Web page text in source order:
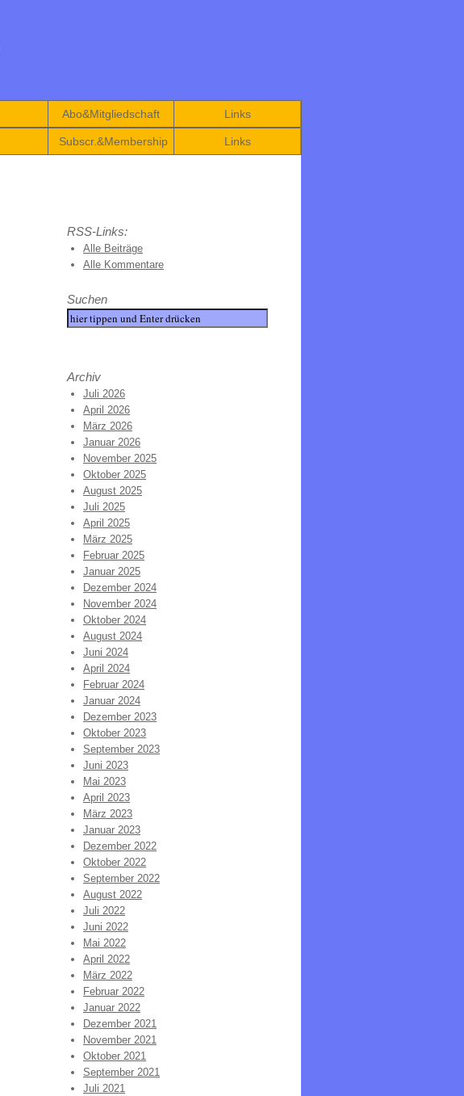
Abo&Mitgliedschaft Links
Subscr.&Membership Links
RSS-Links:
Alle Beiträge
Alle Kommentare
Suchen
Archiv
Juli 2026
April 2026
März 2026
Januar 2026
November 2025
Oktober 2025
August 2025
Juli 2025
April 2025
März 2025
Februar 2025
Januar 2025
Dezember 2024
November 2024
Oktober 2024
August 2024
Juni 2024
April 2024
Februar 2024
Januar 2024
Dezember 2023
Oktober 2023
September 2023
Juni 2023
Mai 2023
April 2023
März 2023
Januar 2023
Dezember 2022
Oktober 2022
September 2022
August 2022
Juli 2022
Juni 2022
Mai 2022
April 2022
März 2022
Februar 2022
Januar 2022
Dezember 2021
November 2021
Oktober 2021
September 2021
Juli 2021